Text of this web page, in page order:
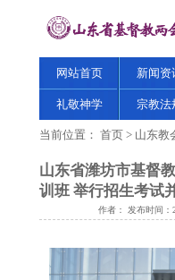
网站首页 新闻资
礼敬神学 宗教法
当前位置： 首页 > 山东教
山东省潍坊市基督
训班 举行招生考试
作者： 发布时间：